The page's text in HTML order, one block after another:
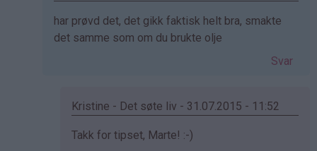
bekreftet)
Som
svar
(ikke
har prøvd det, det gikk faktisk helt bra, smakte
det samme som om du brukte olje
Svar
Kristine - Det søte liv - 31.07.2015 - 11:52
Som
Takk for tipset, Marte! :-)